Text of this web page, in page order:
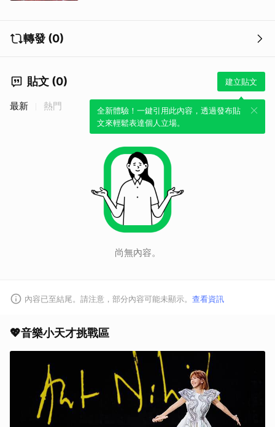
轉發 (0)
貼文 (0) 建立貼文
全新體驗！一鍵引用此內容，透過發布貼
文來輕鬆表達個人立場。
最新 熱門
尚無內容。
內容已至結尾。請注意，部分內容可能未顯示。 查看資訊
💖音樂小天才挑戰區